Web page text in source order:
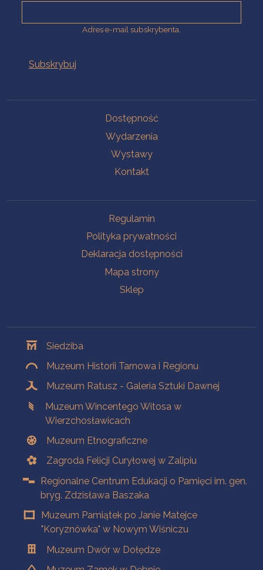
Adres e-mail subskrybenta.
Dostępność
Wydarzenia
Wystawy
Kontakt
Regulamin
Polityka prywatności
Deklaracja dostępności
Mapa strony
Sklep
Siedziba
Muzeum Historii Tarnowa i Regionu
Muzeum Ratusz - Galeria Sztuki Dawnej
Muzeum Wincentego Witosa w
Wierzchosławicach
Muzeum Etnograficzne
Zagroda Felicji Curyłowej w Zalipiu
Regionalne Centrum Edukacji o Pamięci im. gen.
bryg. Zdzisława Baszaka
Muzeum Pamiątek po Janie Matejce
"Koryznówka" w Nowym Wiśniczu
Muzeum Dwór w Dołędze